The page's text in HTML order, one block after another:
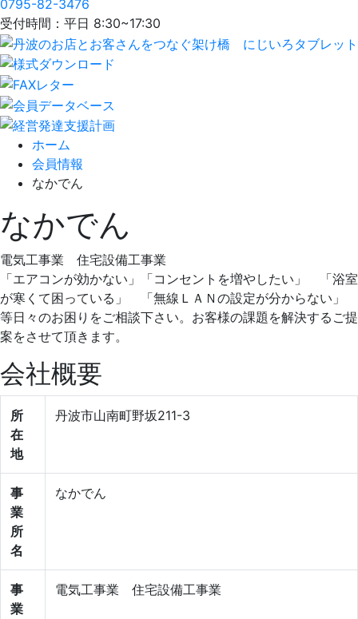
0795-82-3476
受付時間：平日 8:30~17:30
ホーム
会員情報
なかでん
なかでん
電気工事業 住宅設備工事業
「エアコンが効かない」「コンセントを増やしたい」 「浴室
が寒くて困っている」 「無線ＬＡＮの設定が分からない」
等日々のお困りをご相談下さい。お客様の課題を解決するご提
案をさせて頂きます。
会社概要
所
在
地
丹波市山南町野坂211-3
事
業
所
名
なかでん
事
業
電気工事業 住宅設備工事業